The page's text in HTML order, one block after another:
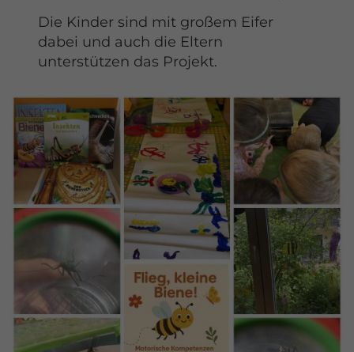
Die Kinder sind mit großem Eifer
dabei und auch die Eltern
unterstützen das Projekt.